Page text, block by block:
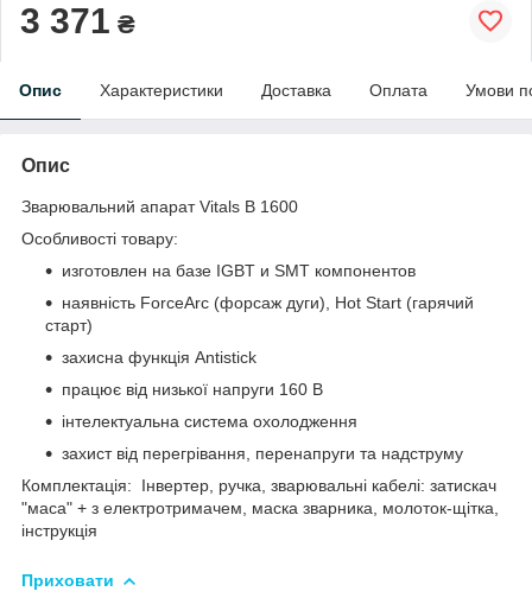
3 371 ₴
Опис Характеристики Доставка Оплата Умови
Опис
Зварювальний апарат Vitals B 1600
Особливості товару:
изготовлен на базе IGBT и SMT компонентов
наявність ForceArc (форсаж дуги), Hot Start (гарячий
старт)
захисна функція Antistick
працює від низької напруги 160 В
інтелектуальна система охолодження
захист від перегрівання, перенапруги та надструму
Комплектація: Інвертер, ручка, зварювальні кабелі: затискач
"маса" + з електротримачем, маска зварника, молоток-щітка,
інструкція
Приховати